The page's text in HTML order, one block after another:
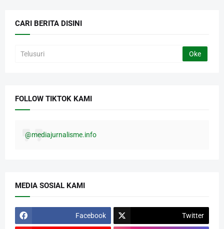
CARI BERITA DISINI
FOLLOW TIKTOK KAMI
@mediajurnalisme.info
MEDIA SOSIAL KAMI
Facebook Twitter